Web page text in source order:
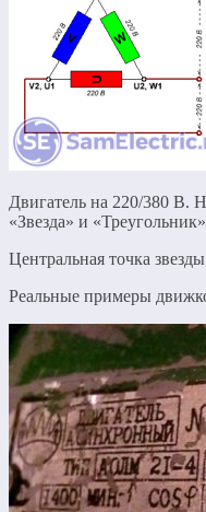
Двигатель на 220/380 В.
«Звезда» и «Треугольник»
Центральная точка
Реальные примеры